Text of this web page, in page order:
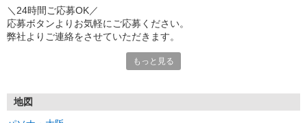
＼24時間ご応募OK／
応募ボタンよりお気軽にご応募ください。
弊社よりご連絡をさせていただきます。
※「@pasona.co.jp」のドメイン解除をお願いいたします。
【お仕事開始までの流れ】
もっと見る
地図